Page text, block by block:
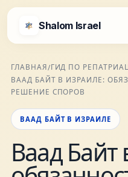
Shalom Israel
Блог
Афиша
Новости
ГЛАВНАЯ/ГИД ПО
ВААД БАЙТ В ИЗРАИЛЕ:
РЕШЕНИЕ СПОРОВ
ВААД БАЙТ В ИЗРАИЛЕ
Ваад Байт